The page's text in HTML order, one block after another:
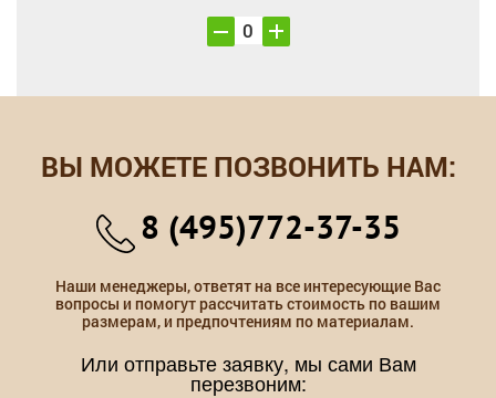
ВЫ МОЖЕТЕ ПОЗВОНИТЬ НАМ:
8 (495)772-37-35
Наши менеджеры, ответят на все интересующие Вас
вопросы и помогут рассчитать стоимость по вашим
размерам, и предпочтениям по материалам.
Или отправьте заявку, мы сами Вам
перезвоним: